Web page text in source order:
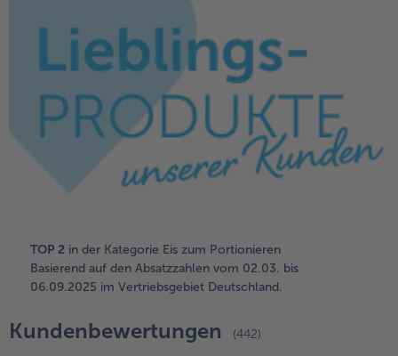
Kuchen & Torten
alle Kuchen & Torten
Süßspeisen
alle Süßspeisen
Obst
alle Obst
Küchenutensilien
alle Küchenutensilien
bofrost*free
alle bofrost*free
bofrost*high Protein
alle bofrost*high Protein
bofrost*plus.
alle bofrost*plus.
TOP 2 in der Kategorie Eis zum Portionieren
Basierend auf den Absatzzahlen vom 02.03. bis
06.09.2025 im Vertriebsgebiet Deutschland.
Kundenbewertungen (442)